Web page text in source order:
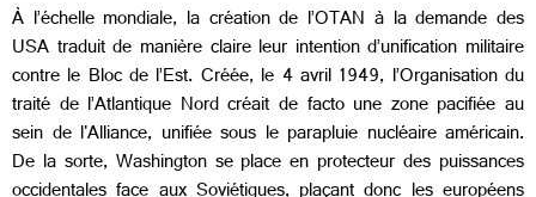
À l’échelle mondiale, la création de l’OTAN à la demande des
USA traduit de manière claire leur intention d’unification militaire
contre le Bloc de l’Est. Créée, le 4 avril 1949, l’Organisation du
traité de l’Atlantique Nord créait de facto une zone pacifiée au
sein de l'Alliance, unifiée sous le parapluie nucléaire américain.
De la sorte, Washington se place en protecteur des puissances